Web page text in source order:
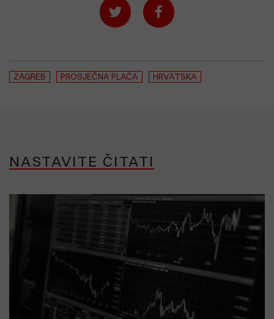
ZAGREB PROSJEČNA PLAĆA HRVATSKA
NASTAVITE ČITATI